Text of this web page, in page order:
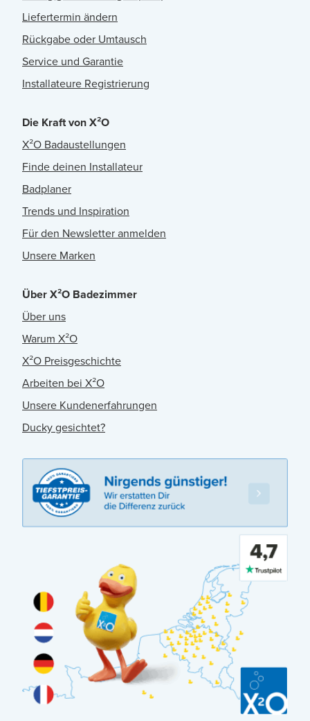
Liefertermin ändern
Rückgabe oder Umtausch
Service und Garantie
Installateure Registrierung
Die Kraft von X²O
X²O Badaustellungen
Finde deinen Installateur
Badplaner
Trends und Inspiration
Für den Newsletter anmelden
Unsere Marken
Über X²O Badezimmer
Über uns
Warum X²O
X²O Preisgeschichte
Arbeiten bei X²O
Unsere Kundenerfahrungen
Ducky gesichtet?